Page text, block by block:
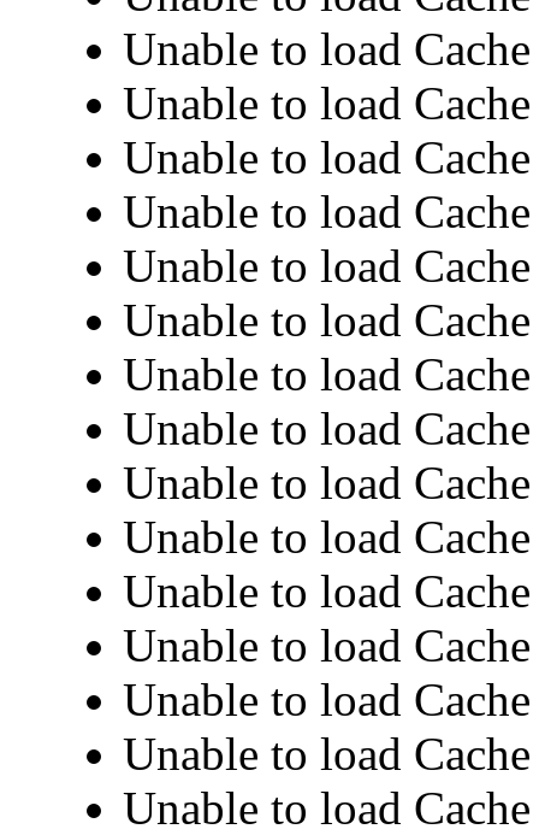
Unable to load
Unable to load
Unable to load
Unable to load
Unable to load
Unable to load
Unable to load
Unable to load
Unable to load
Unable to load
Unable to load
Unable to load
Unable to load
Unable to load
Unable to load